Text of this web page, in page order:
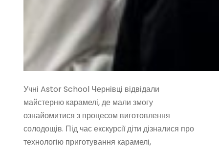
Учні Astor School Чернівці відвідали
майстерню карамелі, де мали змогу
ознайомитися з процесом виготовлення
солодощів. Під час екскурсії діти дізналися про
технологію приготування карамелі,